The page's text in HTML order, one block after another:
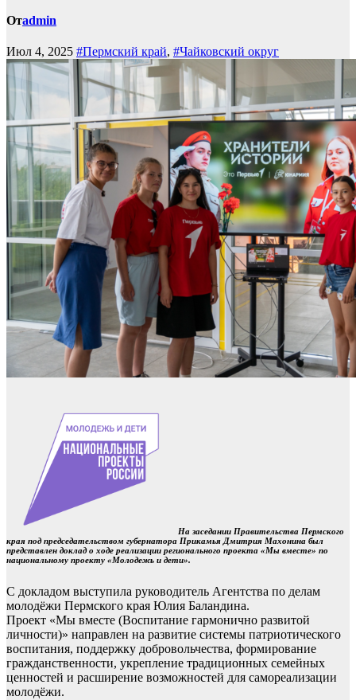
Отadmin
Июл 4, 2025 #Пермский край, #Чайковский округ
На заседании Правительства Пермского
края под председательством губернатора Прикамья Дмитрия Махонина был
представлен доклад о ходе реализации регионального проекта «Мы вместе» по
национальному проекту «Молодежь и дети».
С докладом выступила руководитель Агентства по делам
молодёжи Пермского края Юлия Баландина.
Проект «Мы вместе (Воспитание гармонично развитой
личности)» направлен на развитие системы патриотического
воспитания, поддержку добровольчества, формирование
гражданственности, укрепление традиционных семейных
ценностей и расширение возможностей для самореализации
молодёжи.